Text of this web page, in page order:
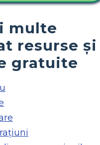
multe
resurse și
gratuite